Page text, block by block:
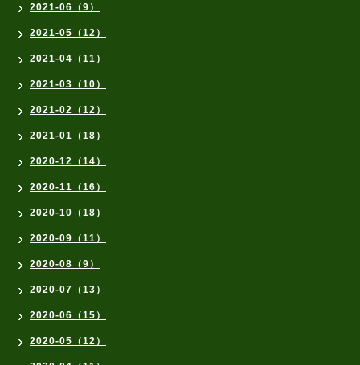
2021-06（9）
2021-05（12）
2021-04（11）
2021-03（10）
2021-02（12）
2021-01（18）
2020-12（14）
2020-11（16）
2020-10（18）
2020-09（11）
2020-08（9）
2020-07（13）
2020-06（15）
2020-05（12）